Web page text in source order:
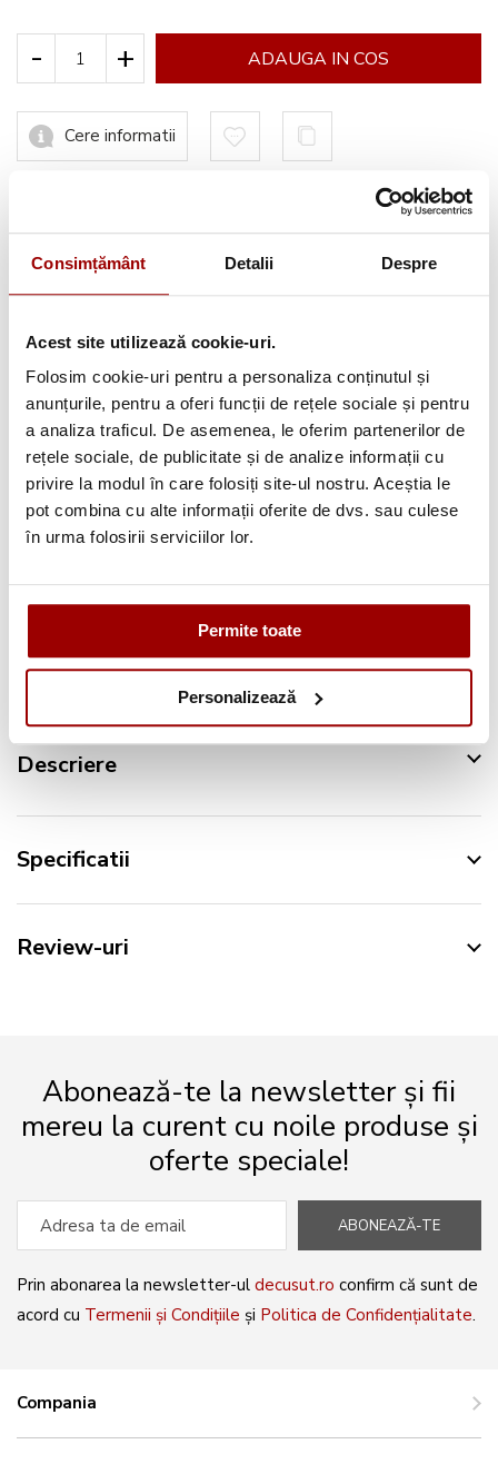
Consimțământ Detalii Despre
Acest site utilizează cookie-uri.
Folosim cookie-uri pentru a personaliza conținutul și
anunțurile, pentru a oferi funcții de rețele sociale și pentru
a analiza traficul. De asemenea, le oferim partenerilor de
rețele sociale, de publicitate și de analize informații cu
privire la modul în care folosiți site-ul nostru. Aceștia le
pot combina cu alte informații oferite de dvs. sau culese
în urma folosirii serviciilor lor.
Permite toate
Personalizează
- + ADAUGA IN COS
Cere informatii
Informatii conformitate produs
Avantajele tale:
Consultanta profesionala
Deschidere coletla livrare
Pana la12 ratefara dobanda
Retur in 14 zile
Urmareste-ne pe:
Descriere
Specificatii
Review-uri
Abonează-te la newsletter și fii
mereu la curent cu noile produse și
oferte speciale!
ABONEAZĂ-TE
Prin abonarea la newsletter-ul decusut.ro confirm că sunt de
acord cu Termenii și Condițiile și Politica de Confidențialitate.
Compania